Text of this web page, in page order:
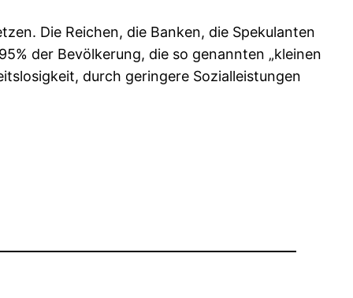
Die Reichen, die Banken, die Spekulanten
der Bevölkerung, die so genannten „kleinen
durch geringere Sozialleistungen